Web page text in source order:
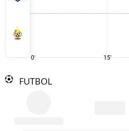
0' 15'
FUTBOL